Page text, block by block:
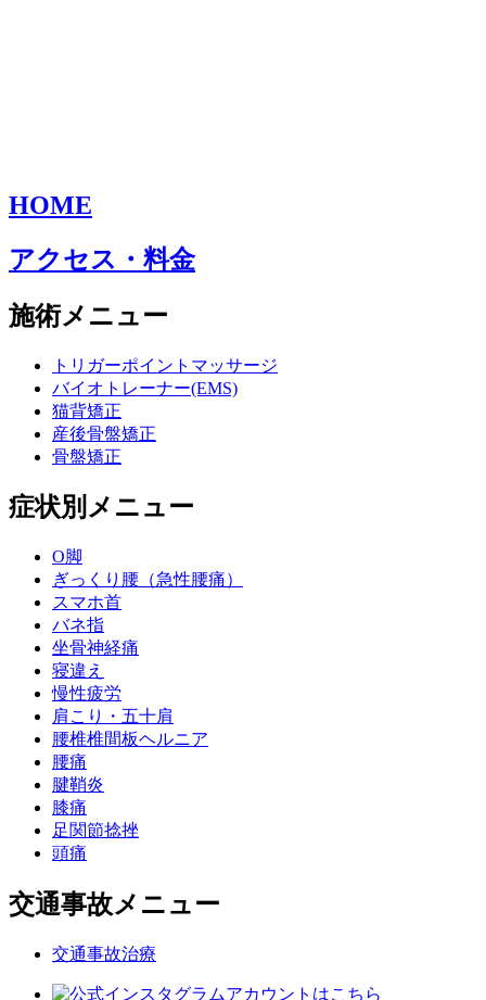
HOME
アクセス・料金
施術メニュー
トリガーポイントマッサージ
バイオトレーナー(EMS)
猫背矯正
産後骨盤矯正
骨盤矯正
症状別メニュー
O脚
ぎっくり腰（急性腰痛）
スマホ首
バネ指
坐骨神経痛
寝違え
慢性疲労
肩こり・五十肩
腰椎椎間板ヘルニア
腰痛
腱鞘炎
膝痛
足関節捻挫
頭痛
交通事故メニュー
交通事故治療